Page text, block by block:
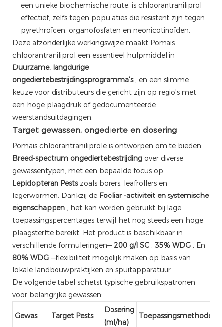
een unieke biochemische route, is chloorantraniliprol
effectief, zelfs tegen populaties die resistent zijn tegen
pyrethroïden, organofosfaten en neonicotinoïden.
Deze afzonderlijke werkingswijze maakt Pomais
chloorantraniliprol een essentieel hulpmiddel in
Duurzame, langdurige
ongediertebestrijdingsprogramma's , en een slimme
keuze voor distributeurs die gericht zijn op regio's met
een hoge plaagdruk of gedocumenteerde
weerstandsuitdagingen.
Target gewassen, ongedierte en dosering
Pomais chloorantraniliprole is ontworpen om te bieden
Breed-spectrum ongediertebestrijding over diverse
gewassentypen, met een bepaalde focus op
Lepidopteran Pests zoals borers, leafrollers en
legerwormen. Dankzij de Fooliar -activiteit en systemische
eigenschappen , het kan worden gebruikt bij lage
toepassingspercentages terwijl het nog steeds een hoge
plaagsterfte bereikt. Het product is beschikbaar in
verschillende formuleringen— 200 g/l SC , 35% WDG , En
80% WDG —flexibiliteit mogelijk maken op basis van
lokale landbouwpraktijken en spuitapparatuur.
De volgende tabel schetst typische gebruikspatronen
voor belangrijke gewassen:
Gewas Target Pests
Dosering
(ml/ha)
Toepassingsmethode